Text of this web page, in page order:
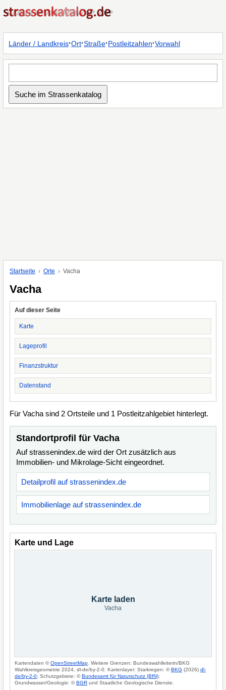
Länder / Landkreis·Ort·Straße·Postleitzahlen·Vorwahl
Startseite Orte Vacha
Vacha
Auf dieser Seite
Karte
Lageprofil
Finanzstruktur
Datenstand
Für Vacha sind 2 Ortsteile und 1 Postleitzahlgebiet hinterlegt.
Standortprofil für Vacha
Auf strassenindex.de wird der Ort zusätzlich aus
Immobilien- und Mikrolage-Sicht eingeordnet.
Detailprofil auf strassenindex.de
Immobilienlage auf strassenindex.de
Karte und Lage
Karte laden
Vacha
Kartendaten ©OpenStreetMap . Weitere Grenzen: Bundeswahlleiterin/BKG
Wahlkreisgeometrie 2024, dl-de/by-2-0. Kartenlayer: Starkregen: ©BKG (2026) dl-
de/by-2-0; Schutzgebiete: ©Bundesamt für Naturschutz (BfN);
Grundwasser/Geologie: ©BGR und Staatliche Geologische Dienste.